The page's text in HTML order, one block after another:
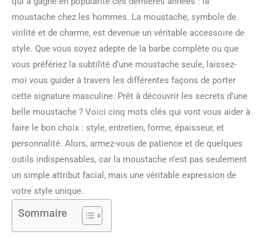
moustache chez les hommes. La moustache, symbole de
virilité et de charme, est devenue un véritable accessoire de
style. Que vous soyez adepte de la barbe complète ou que
vous préfériez la subtilité d’une moustache seule, laissez-
moi vous guider à travers les différentes façons de porter
cette signature masculine. Prêt à découvrir les secrets d’une
belle moustache ? Voici cinq mots clés qui vont vous aider à
faire le bon choix : style, entretien, forme, épaisseur, et
personnalité. Alors, armez-vous de patience et de quelques
outils indispensables, car la moustache n’est pas seulement
un simple attribut facial, mais une véritable expression de
votre style unique.
Sommaire